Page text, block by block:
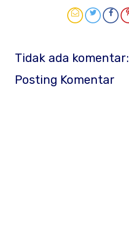
Tidak ada komentar:
Posting Komentar